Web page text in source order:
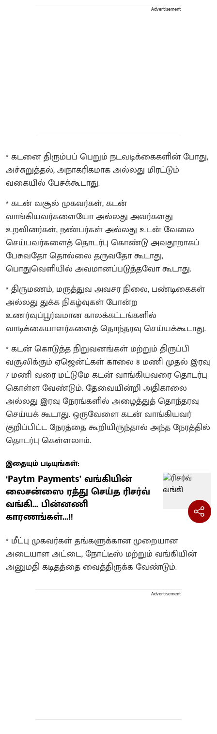
Advertisement
* கடனை திரும்பப் பெறும் நடவடிக்கைகளின் போது,
அச்சுறுத்தல், அநாகரிகமாக அல்லது மிரட்டும்
வகையில் பேசக்கூடாது.
* கடன் வசூல் முகவர்கள், கடன்
வாங்கியவர்களையோ அல்லது அவர்களது
உறவினர்கள், நண்பர்கள் அல்லது உடன் வேலை
செய்பவர்களைத் தொடர்பு கொண்டு அவதூறாகப்
பேசுவதோ தொல்லை தருவதோ கூடாது,
பொதுவெளியில் அவமானப்படுத்தவோ கூடாது.
* திருமணம், மருத்துவ அவசர நிலை, பண்டிகைகள்
அல்லது துக்க நிகழ்வுகள் போன்ற
உணர்வுப்பூர்வமான காலக்கட்டங்களில்
வாடிக்கையாளர்களைத் தொந்தரவு செய்யக்கூடாது.
* கடன் கொடுத்த நிறுவனங்கள் மற்றும் திருப்பி
வசூலிக்கும் ஏஜென்ட்கள் காலை 8 மணி முதல் இரவு
7 மணி வரை மட்டுமே கடன் வாங்கியவரை தொடர்பு
கொள்ள வேண்டும். தேவையின்றி அதிகாலை
அல்லது இரவு நேரங்களில் அழைத்துத் தொந்தரவு
செய்யக் கூடாது. ஒருவேளை கடன் வாங்கியவர்
குறிப்பிட்ட நேரத்தை கூறியிருந்தால் அந்த நேரத்தில்
தொடர்பு கெள்ளலாம்.
இதையும் படியுங்கள்:
‘Paytm Payments’ வங்கியின்
லைசன்ஸை ரத்து செய்த ரிசர்வ்
வங்கி... பின்னணி
காரணங்கள்...!!
* மீட்பு முகவர்கள் தங்களுக்கான முறையான
அடையாள அட்டை, நோட்டீஸ் மற்றும் வங்கியின்
அனுமதி கடிதத்தை வைத்திருக்க வேண்டும்.
Advertisement